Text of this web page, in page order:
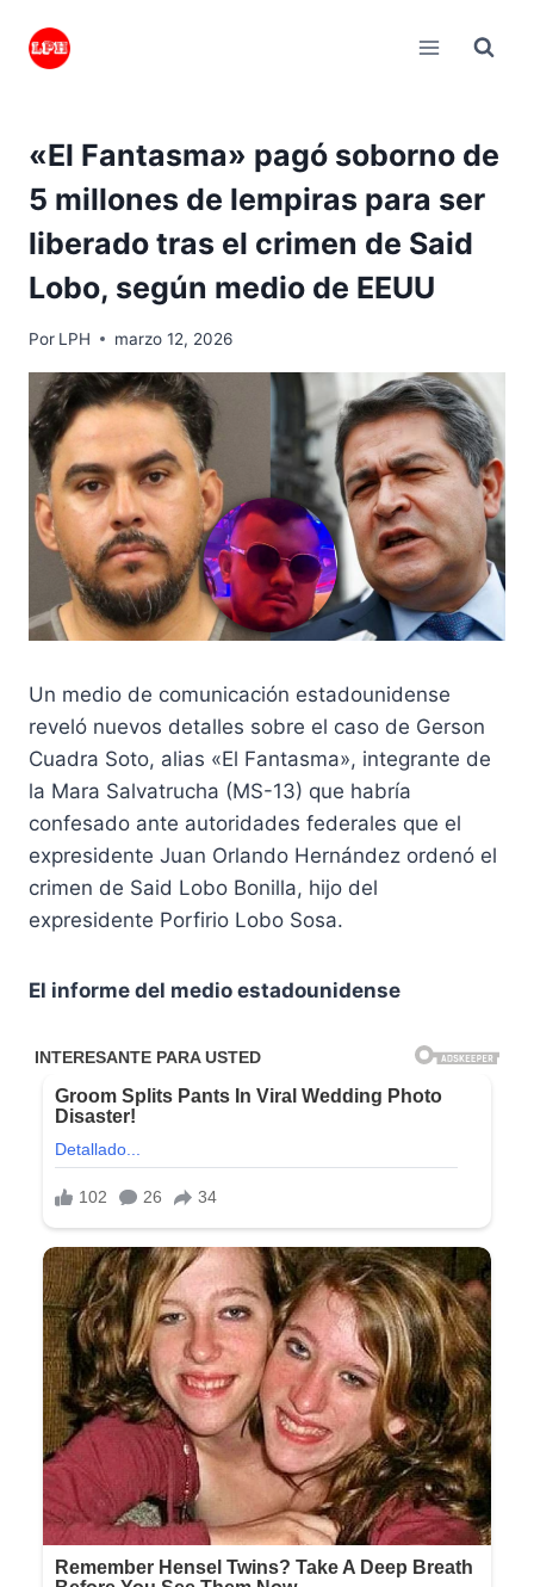
«El Fantasma» pagó soborno de
5 millones de lempiras para ser
liberado tras el crimen de Said
Lobo, según medio de EEUU
Por LPH marzo 12, 2026
Un medio de comunicación estadounidense
reveló nuevos detalles sobre el caso de Gerson
Cuadra Soto, alias «El Fantasma», integrante de
la Mara Salvatrucha (MS-13) que habría
confesado ante autoridades federales que el
expresidente Juan Orlando Hernández ordenó el
crimen de Said Lobo Bonilla, hijo del
expresidente Porfirio Lobo Sosa.
El informe del medio estadounidense